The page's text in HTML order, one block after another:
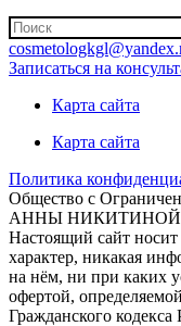
Записаться на
Карта сайта
Карта сайта
Политика
Общество с
АННЫ НИКИТИНОЙ",
Настоящий сайт
характер, никакая
на нём, ни при каких
офертой,
Гражданского